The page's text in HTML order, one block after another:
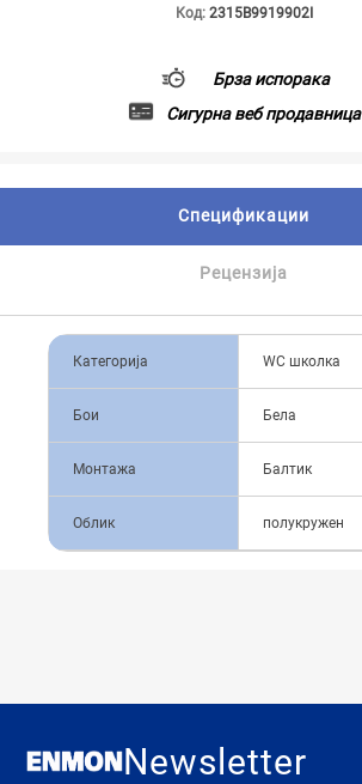
Код: 2315B9919902I
Брза испорака
Сигурна веб продавница
Спецификации
Рецензија
Категорија WC школка
Бои Бела
Монтажа Балтик
Облик полукружен
Newsletter